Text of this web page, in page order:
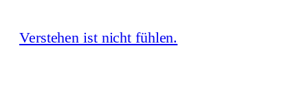
Inhalt
Verstehen ist nicht fühlen.